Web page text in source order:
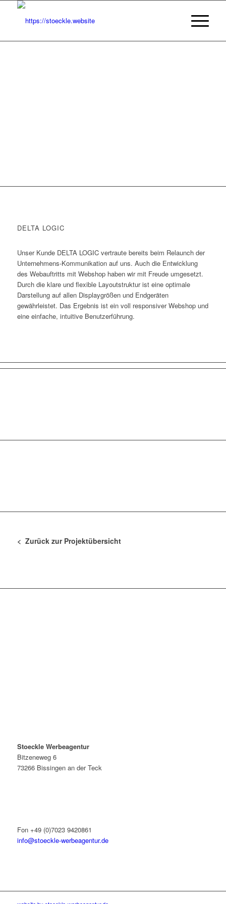
DELTA LOGIC
Unser Kunde DELTA LOGIC vertraute bereits beim Relaunch der
Unternehmens-Kommunikation auf uns. Auch die Entwicklung
des Webauftritts mit Webshop haben wir mit Freude umgesetzt.
Durch die klare und flexible Layoutstruktur ist eine optimale
Darstellung auf allen Displaygrößen und Endgeräten
gewährleistet. Das Ergebnis ist ein voll responsiver Webshop und
eine einfache, intuitive Benutzerführung.
< Zurück zur Projektübersicht
Stoeckle Werbeagentur
Bitzeneweg 6
73266 Bissingen an der Teck
Fon +49 (0)7023 9420861
info@stoeckle-werbeagentur.de